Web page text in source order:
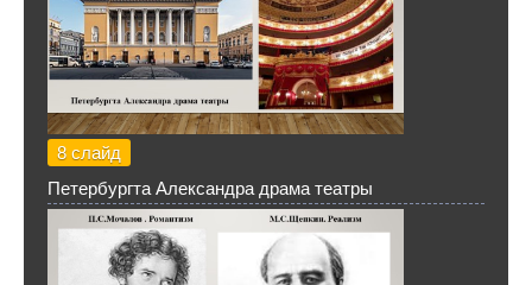
8 слайд
Петербургта Александра драма театры